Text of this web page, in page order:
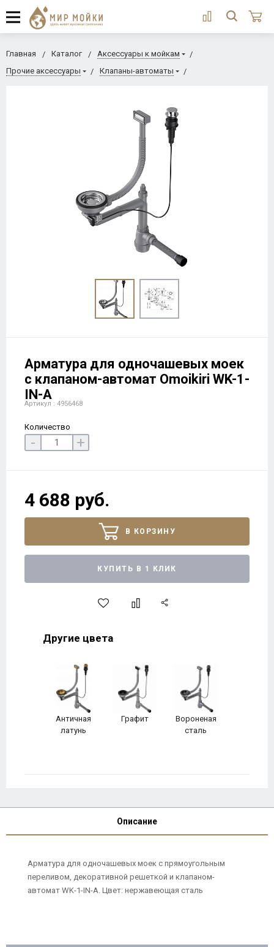
Главная Каталог
Аксессуары к мойкам
Прочие аксессуары
Клапаны-автоматы
Арматура для одночашевых моек
с клапаном-автомат Omoikiri WK-1-
IN-A
Артикул : 4956468
Количество
- +
4 688 руб.
В КОРЗИНУ
КУПИТЬ В 1 КЛИК
Другие цвета
Античная
латунь
Графит
Вороненая
сталь
Описание
Арматура для одночашевых моек с прямоугольным
переливом, декоративной решеткой и клапаном-
автомат WK-1-IN-A. Цвет: нержавеющая сталь